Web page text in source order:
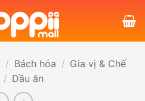
/ Bách hóa / Gia vị & Chế
/ Dầu ăn